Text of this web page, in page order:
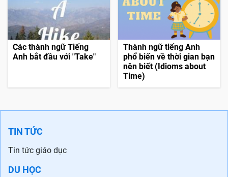
Các thành ngữ Tiếng
Anh bắt đầu với "Take"
Thành ngữ tiếng Anh
phổ biến về thời gian bạn
nên biết (Idioms about
Time)
TIN TỨC
Tin tức giáo dục
DU HỌC